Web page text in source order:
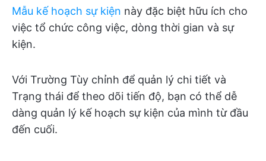
Mẫu kế hoạch sự kiện này đặc biệt hữu ích cho
việc tổ chức công việc, dòng thời gian và sự
kiện.
Với Trường Tùy chỉnh để quản lý chi tiết và
Trạng thái để theo dõi tiến độ, bạn có thể dễ
dàng quản lý kế hoạch sự kiện của mình từ đầu
đến cuối.